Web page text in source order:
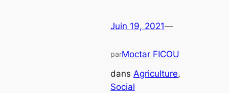
Juin 19, 2021—
parMoctar FICOU
dans Agriculture
Social